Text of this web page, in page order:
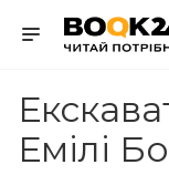
Емілі